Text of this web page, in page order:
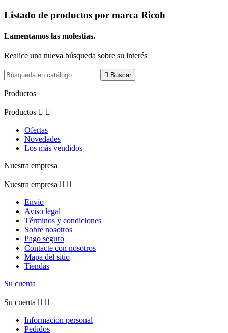
Listado de productos por marca Ricoh
Lamentamos las molestias.
Realice una nueva búsqueda sobre su interés
 Buscar
Productos
Productos  
Ofertas
Novedades
Los más vendidos
Nuestra empresa
Nuestra empresa  
Envío
Aviso legal
Términos y condiciones
Sobre nosotros
Pago seguro
Contacte con nosotros
Mapa del sitio
Tiendas
Su cuenta
Su cuenta  
Información personal
Pedidos